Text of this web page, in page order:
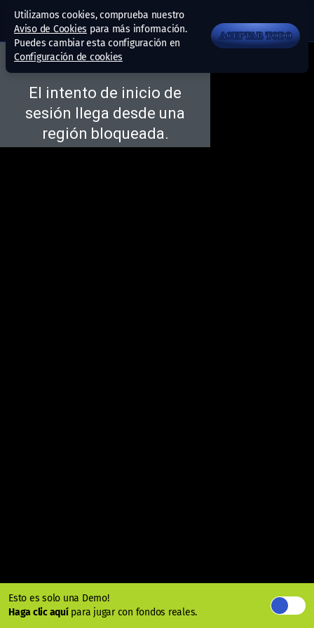
Esto es solo una Demo!
Haga clic aquípara jugar con fondos reales.
Utilizamos cookies, comprueba nuestro
Aviso de Cookies para más información.
Puedes cambiar esta configuración en
Configuración de cookies
ACEPTAR TODO